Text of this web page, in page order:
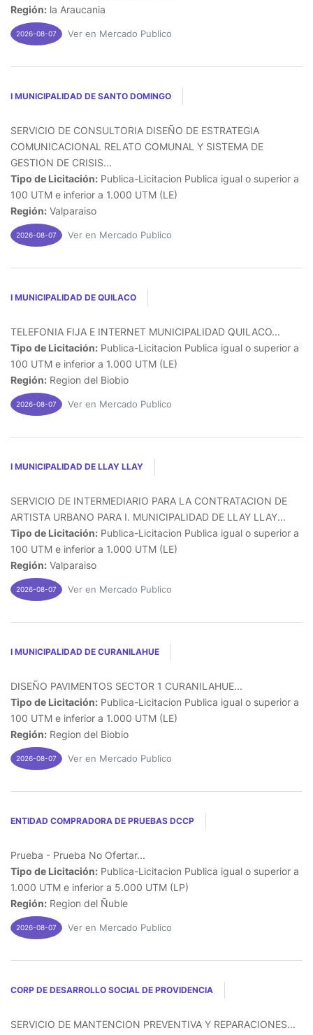
Región: la Araucania
2026-08-07 Ver en Mercado Publico
I MUNICIPALIDAD DE SANTO DOMINGO
SERVICIO DE CONSULTORIA DISEÑO DE ESTRATEGIA
COMUNICACIONAL RELATO COMUNAL Y SISTEMA DE
GESTION DE CRISIS...
Tipo de Licitación: Publica-Licitacion Publica igual o superior a
100 UTM e inferior a 1.000 UTM (LE)
Región: Valparaiso
2026-08-07 Ver en Mercado Publico
I MUNICIPALIDAD DE QUILACO
TELEFONIA FIJA E INTERNET MUNICIPALIDAD QUILACO...
Tipo de Licitación: Publica-Licitacion Publica igual o superior a
100 UTM e inferior a 1.000 UTM (LE)
Región: Region del Biobio
2026-08-07 Ver en Mercado Publico
I MUNICIPALIDAD DE LLAY LLAY
SERVICIO DE INTERMEDIARIO PARA LA CONTRATACION DE
ARTISTA URBANO PARA I. MUNICIPALIDAD DE LLAY LLAY...
Tipo de Licitación: Publica-Licitacion Publica igual o superior a
100 UTM e inferior a 1.000 UTM (LE)
Región: Valparaiso
2026-08-07 Ver en Mercado Publico
I MUNICIPALIDAD DE CURANILAHUE
DISEÑO PAVIMENTOS SECTOR 1 CURANILAHUE...
Tipo de Licitación: Publica-Licitacion Publica igual o superior a
100 UTM e inferior a 1.000 UTM (LE)
Región: Region del Biobio
2026-08-07 Ver en Mercado Publico
ENTIDAD COMPRADORA DE PRUEBAS DCCP
Prueba - Prueba No Ofertar...
Tipo de Licitación: Publica-Licitacion Publica igual o superior a
1.000 UTM e inferior a 5.000 UTM (LP)
Región: Region del Ñuble
2026-08-07 Ver en Mercado Publico
CORP DE DESARROLLO SOCIAL DE PROVIDENCIA
SERVICIO DE MANTENCION PREVENTIVA Y REPARACIONES...